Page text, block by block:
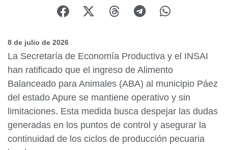
8 de julio de 2026
La Secretaría de Economía Productiva y el INSAI
han ratificado que el ingreso de Alimento
Balanceado para Animales (ABA) al municipio Páez
del estado Apure se mantiene operativo y sin
limitaciones. Esta medida busca despejar las dudas
generadas en los puntos de control y asegurar la
continuidad de los ciclos de producción pecuaria